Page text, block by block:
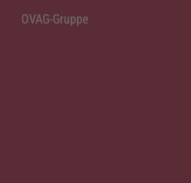
OVAG-Gruppe